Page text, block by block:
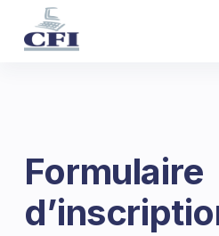
a
o
Formulaire